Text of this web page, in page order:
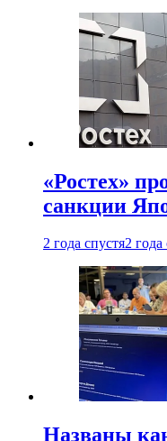
«Ростех»
санкции
2 года спустя2 года
Названы